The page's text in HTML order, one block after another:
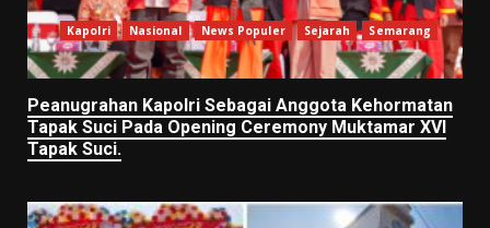
Kapolri Nasional News Populer Sejarah Semarang
Peanugrahan Kapolri Sebagai Anggota Kehormatan
Tapak Suci Pada Opening Ceremony Muktamar XVI
Tapak Suci.